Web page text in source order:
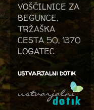
VOŠČILNICE ZA
BEGUNCE,
TRŽAŠKA
CESTA 50, 1370
LOGATEC
ustvarjalni dotik